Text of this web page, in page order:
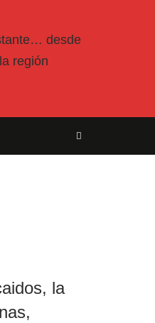
para robar dinero y
de m…, los
que mató a su
, la
,